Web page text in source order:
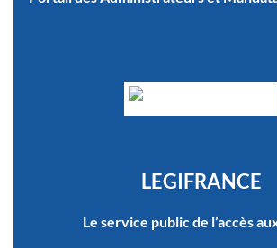
LEGIFRANCE
Le service public de l’accès